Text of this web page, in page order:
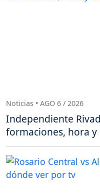
Noticias • AGO 6 / 2026
Independiente
formaciones, hora